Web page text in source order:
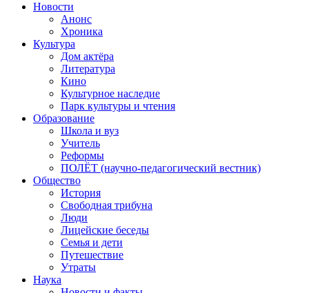
Новости
Анонс
Хроника
Культура
Дом актёра
Литература
Кино
Культурное наследие
Парк культуры и чтения
Образование
Школа и вуз
Учитель
Реформы
ПОЛЁТ (научно-педагогический вестник)
Общество
История
Свободная трибуна
Люди
Лицейские беседы
Семья и дети
Путешествие
Утраты
Наука